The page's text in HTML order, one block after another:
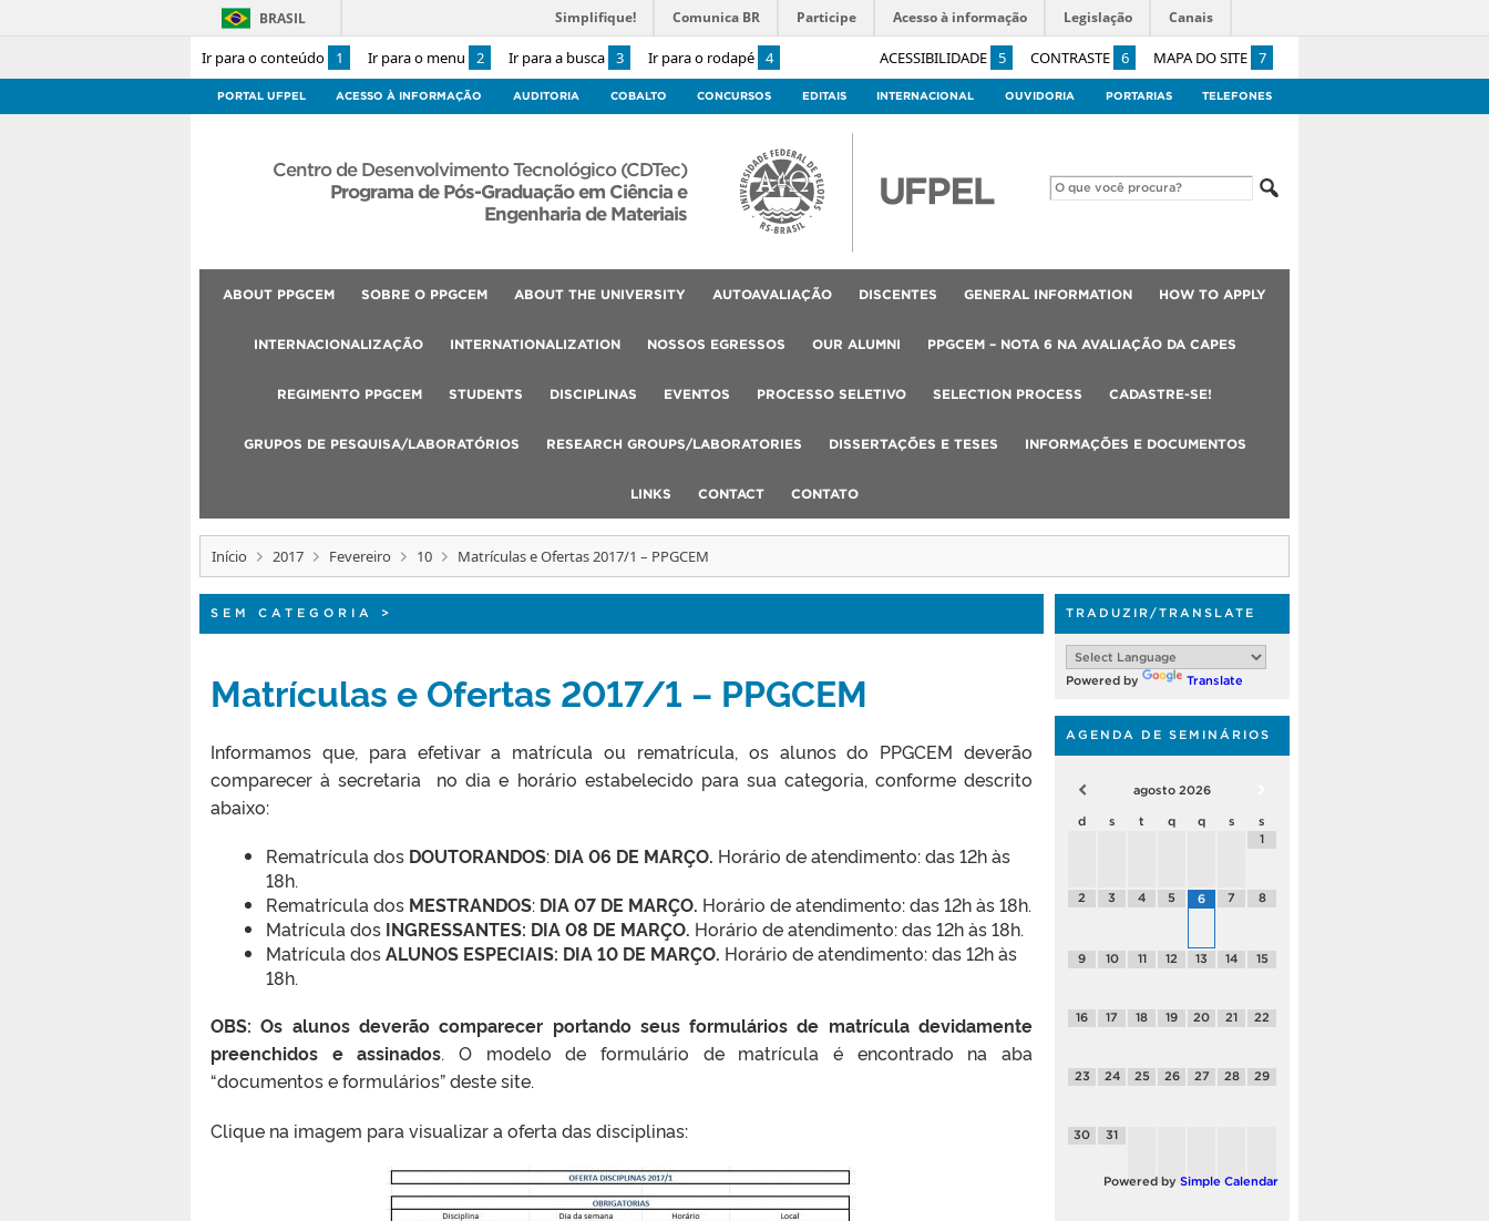
Ir para o conteúdo 1 Ir para o menu 2 Ir para a busca 3 Ir para o rodapé 4 ACESSIBILIDADE 5 CONTRASTE 6 MAPA DO SITE 7
BRASIL Simplifique! Comunica BR Participe Acesso à informação Legislação Canais
PORTAL UFPEL ACESSO À INFORMAÇÃO AUDITORIA COBALTO CONCURSOS EDITAIS INTERNACIONAL OUVIDORIA PORTARIAS TELEFONES
Centro de Desenvolvimento Tecnológico (CDTec)
Programa de Pós-Graduação em Ciência e
Engenharia de Materiais
ABOUT PPGCEM SOBRE O PPGCEM ABOUT THE UNIVERSITY AUTOAVALIAÇÃO DISCENTES GENERAL INFORMATION HOW TO APPLY
INTERNACIONALIZAÇÃO INTERNATIONALIZATION NOSSOS EGRESSOS OUR ALUMNI PPGCEM – NOTA 6 NA AVALIAÇÃO DA CAPES
REGIMENTO PPGCEM STUDENTS DISCIPLINAS EVENTOS PROCESSO SELETIVO SELECTION PROCESS CADASTRE-SE!
GRUPOS DE PESQUISA/LABORATÓRIOS RESEARCH GROUPS/LABORATORIES DISSERTAÇÕES E TESES INFORMAÇÕES E DOCUMENTOS
LINKS CONTACT CONTATO
Início 2017 Fevereiro 10 Matrículas e Ofertas 2017/1 – PPGCEM
SEM CATEGORIA >
Matrículas e Ofertas 2017/1 – PPGCEM
Informamos que, para efetivar a matrícula ou rematrícula, os alunos do PPGCEM deverão
comparecer à secretaria no dia e horário estabelecido para sua categoria, conforme descrito
abaixo:
Rematrícula dos DOUTORANDOS: DIA 06 DE MARÇO. Horário de atendimento: das 12h às
18h.
Rematrícula dos MESTRANDOS: DIA 07 DE MARÇO. Horário de atendimento: das 12h às 18h.
Matrícula dos INGRESSANTES: DIA 08 DE MARÇO. Horário de atendimento: das 12h às 18h.
Matrícula dosALUNOS ESPECIAIS: DIA 10 DE MARÇO. Horário de atendimento: das 12h às
18h.
OBS: Os alunos deverão comparecer portando seus formulários de matrícula devidamente
preenchidos e assinados. O modelo de formulário de matrícula é encontrado na aba
“documentos e formulários” deste site.
Clique na imagem para visualizar a oferta das disciplinas:
TRADUZIR/TRANSLATE
Powered by Translate
AGENDA DE SEMINÁRIOS
agosto 2026
d s t q q s
s
1
2 3 4 5 6 7 8
9 10 11 12 13 14 15
16 17 18 19 20 21 22
23 24 25 26 27 28 29
30 31
Powered by Simple Calendar